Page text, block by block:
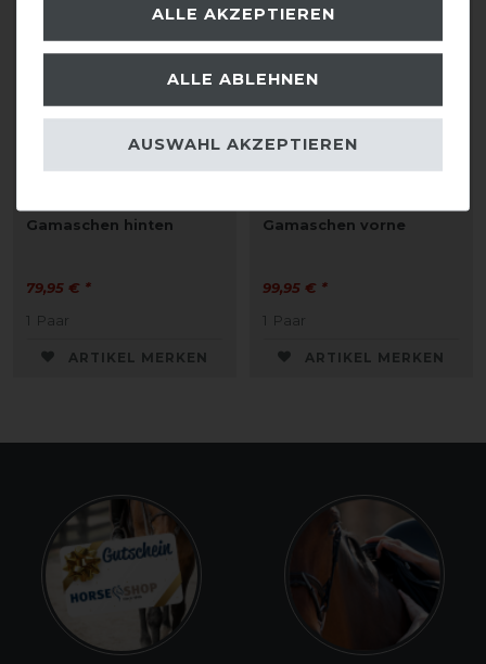
Gamaschen hinten
79,95 € *
1 Paar
ARTIKEL MERKEN
Gamaschen vorne
99,95 € *
1 Paar
ARTIKEL MERKEN
ALLE AKZEPTIEREN
ALLE ABLEHNEN
AUSWAHL AKZEPTIEREN